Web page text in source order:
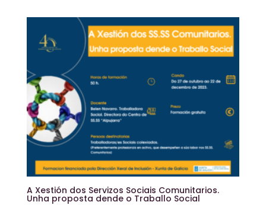
A Xestión dos Servizos Sociais Comunitarios.
Unha proposta dende o Traballo Social